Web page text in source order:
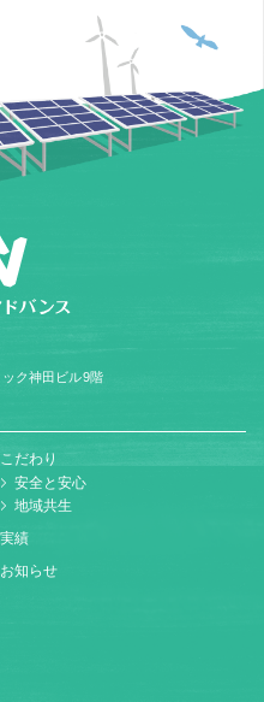
ック神田ビル9階
こだわり
安全と安心
地域共生
実績
お知らせ